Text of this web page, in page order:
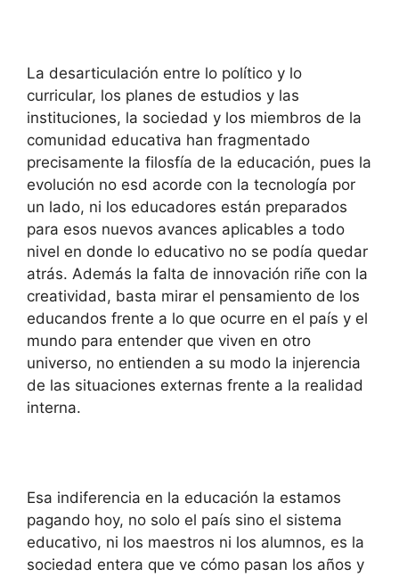
La desarticulación entre lo político y lo
curricular, los planes de estudios y las
instituciones, la sociedad y los miembros de la
comunidad educativa han fragmentado
precisamente la filosfía de la educación, pues la
evolución no esd acorde con la tecnología por
un lado, ni los educadores están preparados
para esos nuevos avances aplicables a todo
nivel en donde lo educativo no se podía quedar
atrás. Además la falta de innovación riñe con la
creatividad, basta mirar el pensamiento de los
educandos frente a lo que ocurre en el país y el
mundo para entender que viven en otro
universo, no entienden a su modo la injerencia
de las situaciones externas frente a la realidad
interna.
Esa indiferencia en la educación la estamos
pagando hoy, no solo el país sino el sistema
educativo, ni los maestros ni los alumnos, es la
sociedad entera que ve cómo pasan los años y